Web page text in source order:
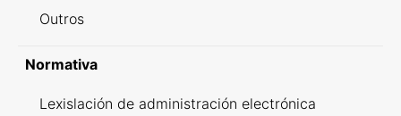
Outros
Normativa
Lexislación de administración electrónica